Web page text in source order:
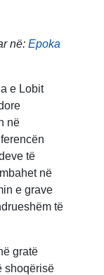
në: Epoka
e Lobit
në
të
në
e grave
të
gratë
shoqërisë